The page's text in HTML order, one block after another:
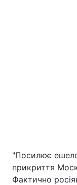
"Посилює
прикриття
Фактично